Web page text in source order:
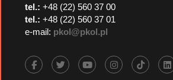
tel.: +48 (22) 560 37 00
tel.: +48 (22) 560 37 01
e-mail: pkol@pkol.pl